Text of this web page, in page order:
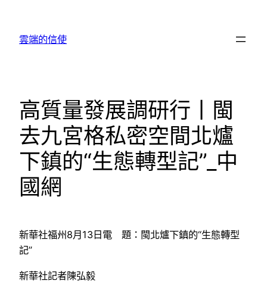
雲端的信使
高質量發展調研行丨閩
去九宮格私密空間北爐
下鎮的“生態轉型記”_中
國網
新華社福州8月13日電 題：閩北爐下鎮的“生態轉型
記”
新華社記者陳弘毅